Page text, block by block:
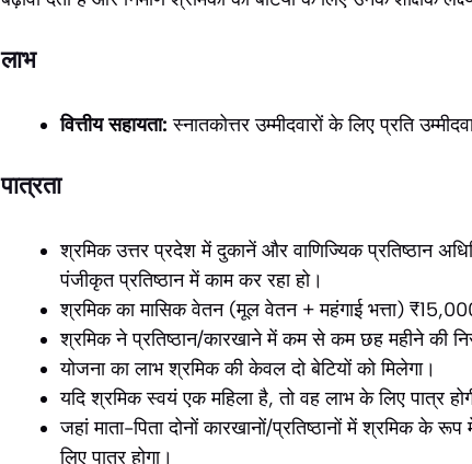
लाभ
वित्तीय सहायता: स्नातकोत्तर उम्मीदवारों के लिए प्रति
पात्रता
श्रमिक उत्तर प्रदेश में दुकानें और वाणिज्यिक प्रतिष्ठान
पंजीकृत प्रतिष्ठान में काम कर रहा हो।
श्रमिक का मासिक वेतन (मूल वेतन + महंगाई भत्ता)
श्रमिक ने प्रतिष्ठान/कारखाने में कम से कम छह महीने की
योजना का लाभ श्रमिक की केवल दो बेटियों को मिलेगा।
यदि श्रमिक स्वयं एक महिला है, तो वह लाभ के लिए पात्र
जहां माता-पिता दोनों कारखानों/प्रतिष्ठानों में श्रमिक
लिए पात्र होगा।